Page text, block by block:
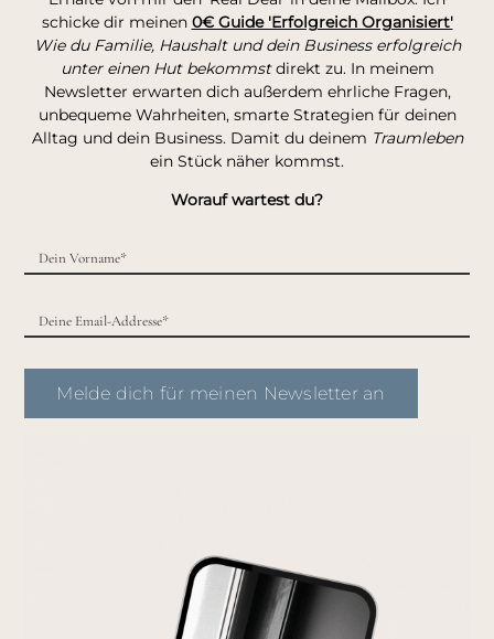
schicke dir meinen 0€ Guide 'Erfolgreich Organisiert'
Wie du Familie, Haushalt und dein Business erfolgreich
unter einen Hut bekommstdirekt zu. In meinem
Newsletter erwarten dich außerdem ehrliche Fragen,
unbequeme Wahrheiten, smarte Strategien für deinen
Alltag und dein Business. Damit du deinem Traumleben
ein Stück näher kommst.
Worauf wartest du?
Melde dich für meinen Newsletter an